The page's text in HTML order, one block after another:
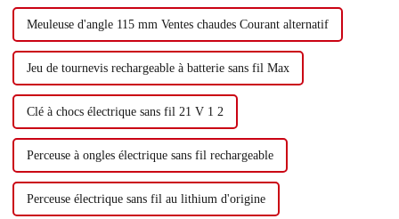
Meuleuse d'angle 115 mm Ventes chaudes Courant alternatif
Jeu de tournevis rechargeable à batterie sans fil Max
Clé à chocs électrique sans fil 21 V 1 2
Perceuse à ongles électrique sans fil rechargeable
Perceuse électrique sans fil au lithium d'origine